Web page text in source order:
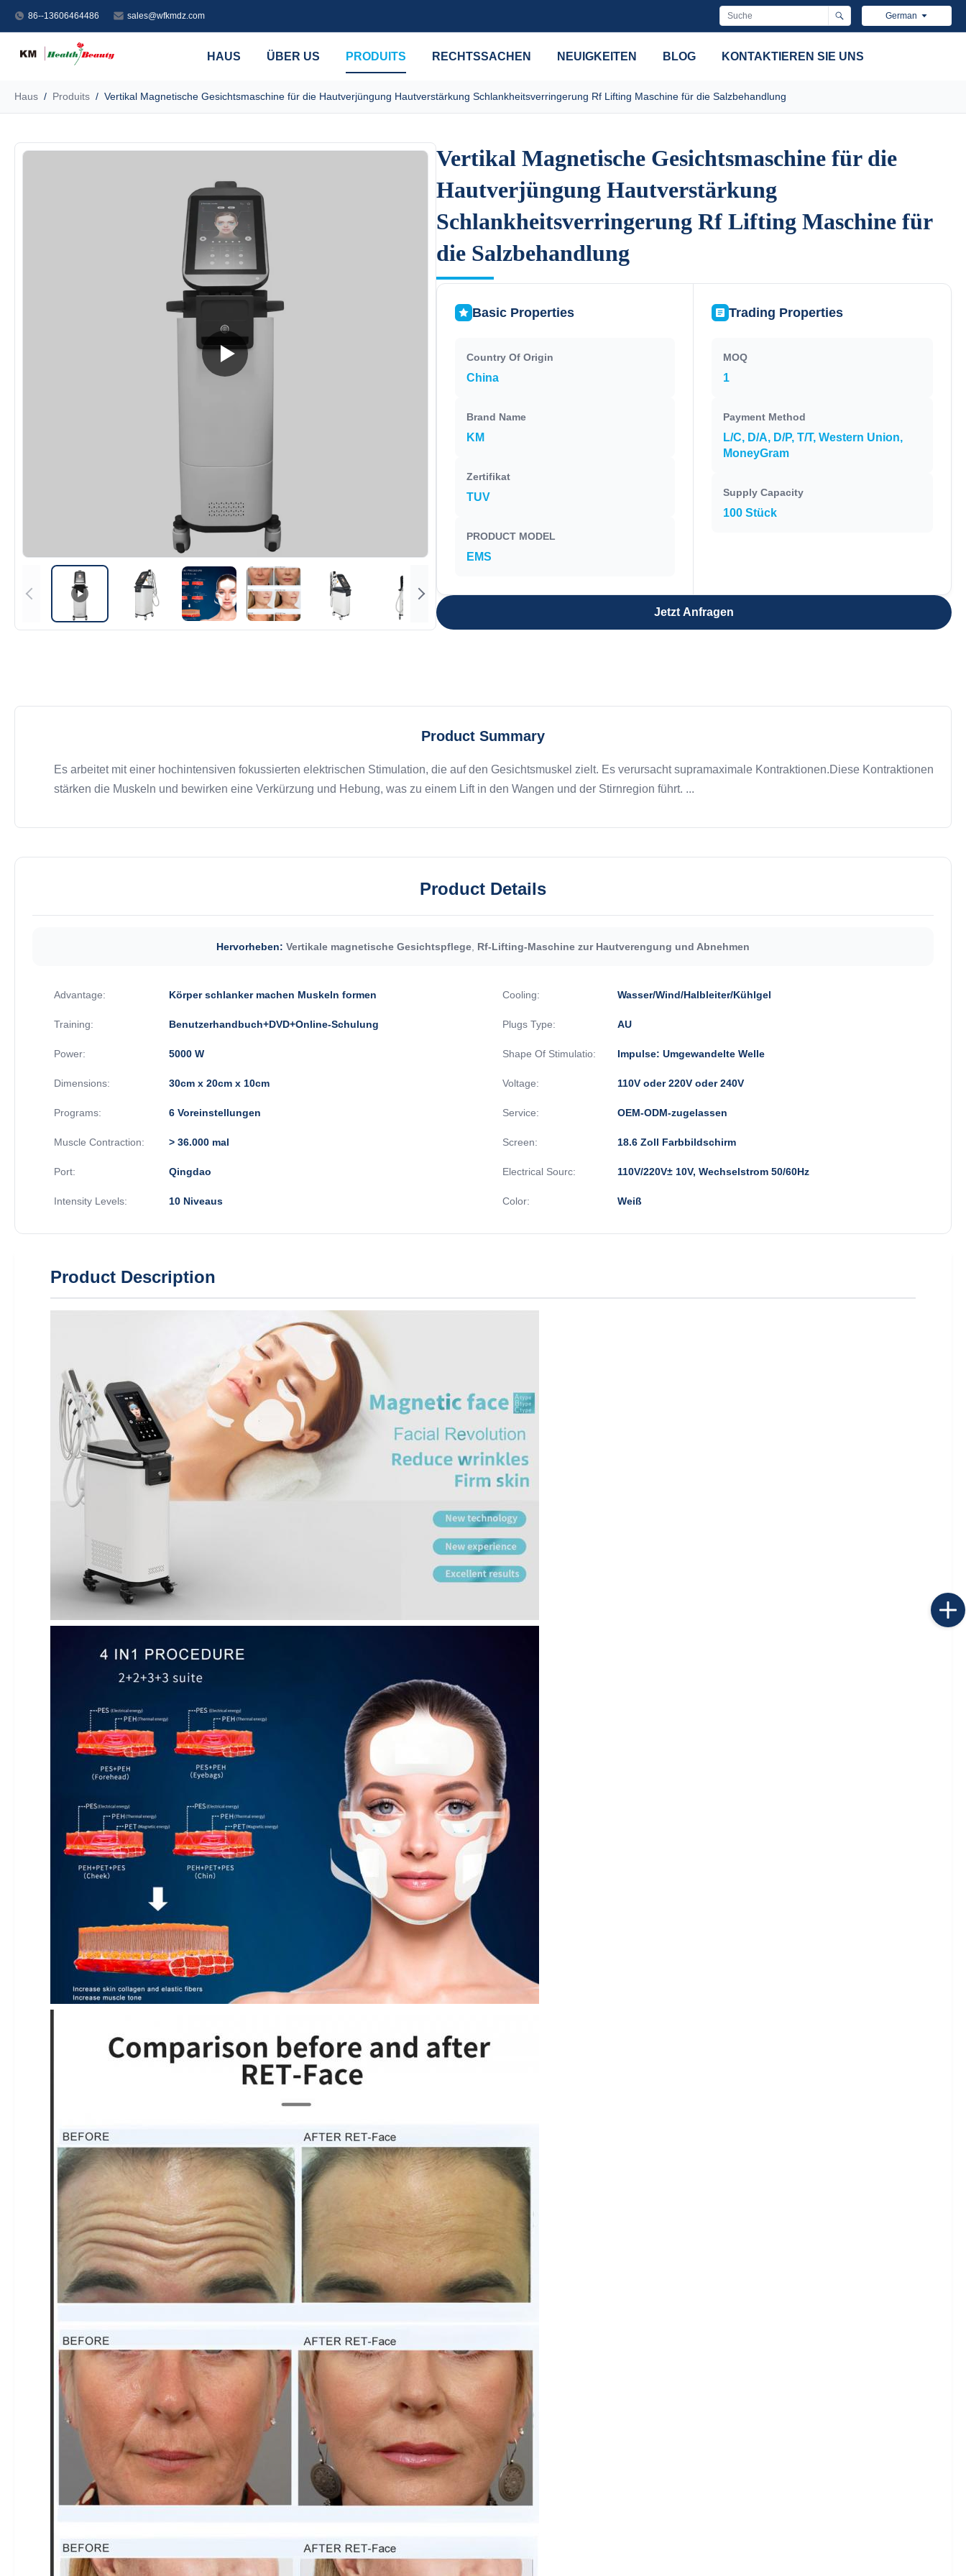
86--13606464486 sales@wfkmdz.com German
HAUS ÜBER US PRODUITS RECHTSSACHEN NEUIGKEITEN BLOG KONTAKTIEREN SIE UNS
Haus / Produits / Vertikal Magnetische Gesichtsmaschine für die Hautverjüngung Hautverstärkung Schlankheitsverringerung Rf Lifting Maschine für die Salzbehandlung
Vertikal Magnetische Gesichtsmaschine für die
Hautverjüngung Hautverstärkung
Schlankheitsverringerung Rf Lifting Maschine für
die Salzbehandlung
Vertikal Magnetische Gesichtsmaschine für die
Hautverjüngung Hautverstärkung
Schlankheitsverringerung Rf Lifting Maschine für
die Salzbehandlung
Basic Properties
Country Of Origin
China
Brand Name
KM
Zertifikat
TUV
PRODUCT MODEL
EMS
Trading Properties
MOQ
1
Payment Method
L/C, D/A, D/P, T/T, Western Union,
MoneyGram
Supply Capacity
100 Stück
Jetzt Anfragen
Product Summary
Es arbeitet mit einer hochintensiven fokussierten elektrischen Stimulation, die auf den Gesichtsmuskel zielt. Es verursacht supramaximale Kontraktionen.Diese Kontraktionen
stärken die Muskeln und bewirken eine Verkürzung und Hebung, was zu einem Lift in den Wangen und der Stirnregion führt. ...
Product Details
Hervorheben: Vertikale magnetische Gesichtspflege Rf-Lifting-Maschine zur Hautverengung und Abnehmen
Advantage: Körper schlanker machen Muskeln formen Cooling: Wasser/Wind/Halbleiter/Kühlgel
Training: Benutzerhandbuch+DVD+Online-Schulung Plugs Type: AU
Power: 5000 W Shape Of Stimulatio: Impulse: Umgewandelte Welle
Dimensions: 30cm x 20cm x 10cm Voltage: 110V oder 220V oder 240V
Programs: 6 Voreinstellungen Service: OEM-ODM-zugelassen
Muscle Contraction: > 36.000 mal Screen: 18.6 Zoll Farbbildschirm
Port: Qingdao Electrical Sourc: 110V/220V± 10V, Wechselstrom 50/60Hz
Intensity Levels: 10 Niveaus Color: Weiß
Product Description